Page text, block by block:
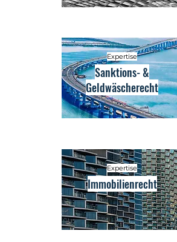
Expertise
Sanktions- &
Geldwäscherecht
Expertise
Immobilienrecht